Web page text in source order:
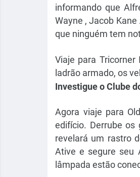
informando que
Wayne , Jacob
que ninguém tem
Viaje para
ladrão armado, os
Investigue o Clube
Agora viaje para
edifício. Derrube os
revelará um rastro
Ative e segure seu
lâmpada estão